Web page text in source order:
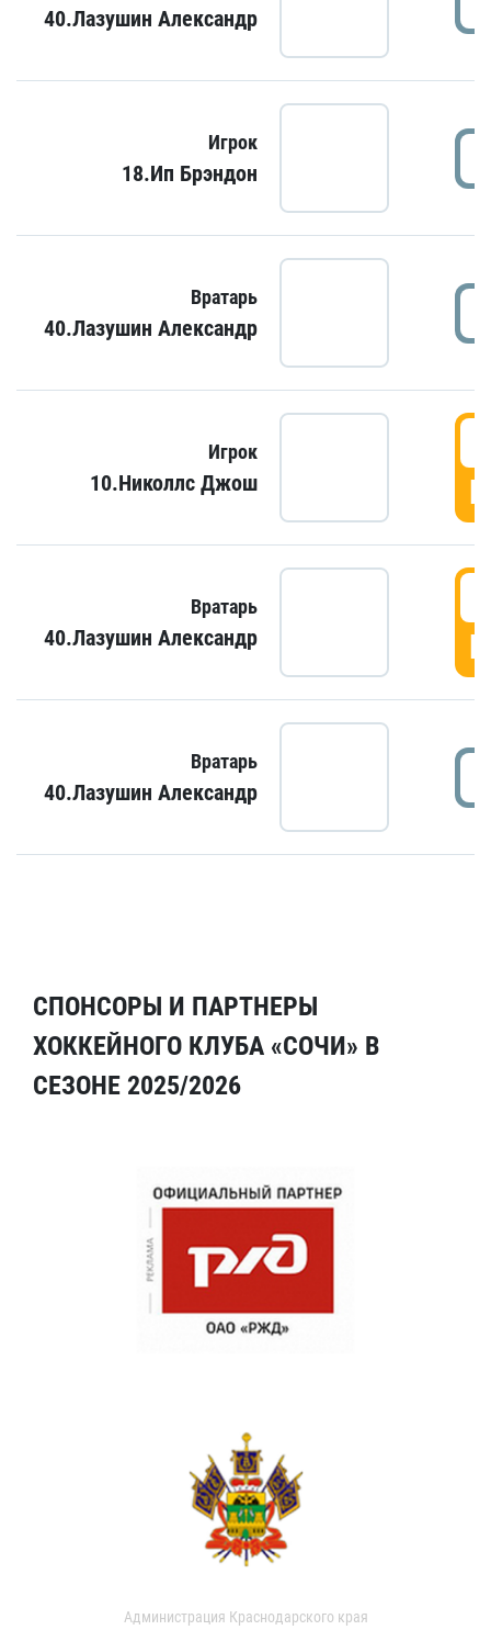
40.Лазушин Александр
Игрок
18.Ип Брэндон
Вратарь
40.Лазушин Александр
Игрок
10.Николлс Джош
Вратарь
40.Лазушин Александр
Вратарь
40.Лазушин Александр
СПОНСОРЫ И ПАРТНЕРЫ
ХОККЕЙНОГО КЛУБА «СОЧИ» В
СЕЗОНЕ 2025/2026
Администрация Краснодарского края